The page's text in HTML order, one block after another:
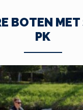
BOTEN
PK